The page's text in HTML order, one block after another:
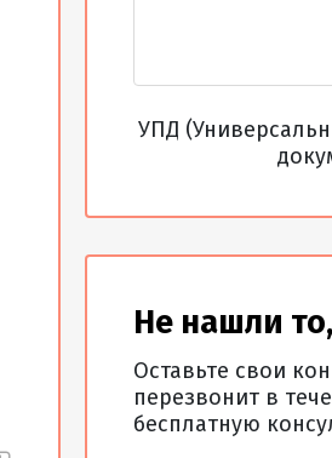
УПД
Не нашли
Оставьте свои
перезвонит в
бесплатную